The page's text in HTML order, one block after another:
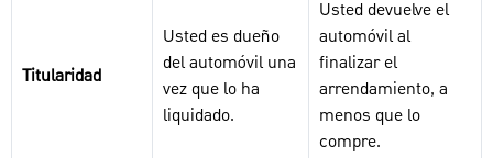
Titularidad
Usted es dueño
del automóvil una
vez que lo ha
liquidado.
Usted devuelve el
automóvil al
finalizar el
arrendamiento, a
menos que lo
compre.